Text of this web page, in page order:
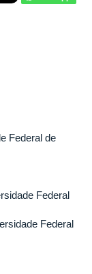
Federal de
Federal
Federal